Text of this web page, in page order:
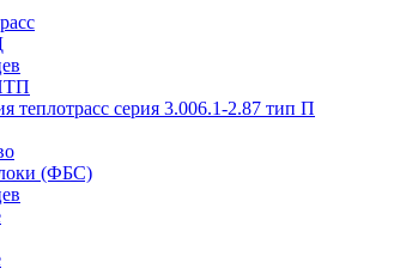
теплотрасс серия 3.006.1-2.87 тип П
(ФБС)